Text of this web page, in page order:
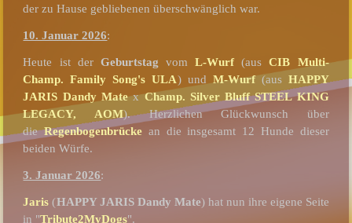
der zu Hause gebliebenen überschwänglich war.
10. Januar 2026:
Heute ist der Geburtstag vomL-Wurf (ausCIB Multi-
Champ. Family Song's ULA) und M-Wurf(aus HAPPY
JARIS Dandy MatexChamp. Silver Bluff STEEL KING
LEGACY, AOM). Herzlichen Glückwunsch über
dieRegenbogenbrücke an die insgesamt 12 Hunde dieser
beiden Würfe.
3. Januar 2026:
Jaris (HAPPY JARIS Dandy Mate) hat nun ihre eigene Seite
in "Tribute2MyDogs".